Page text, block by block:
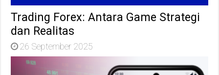
Trading Forex: Antara Game Strategi
dan Realitas
26 September 2025